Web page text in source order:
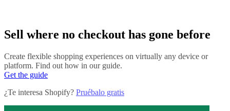
Sell where no checkout has gone before
Create flexible shopping experiences on virtually any device or
platform. Find out how in our guide.
Get the guide
¿Te interesa Shopify? Pruébalo gratis